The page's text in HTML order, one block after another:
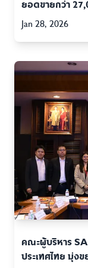
ยอดขายกว่า 27,007 คัน พร้อมเดิ
30,000 คัน ในปี
Jan 28, 2026
คณะผู้บริหาร
ประเทศไทย มุ่ง